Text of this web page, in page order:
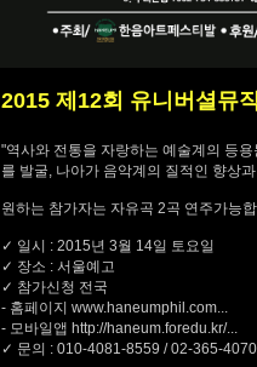
2015 제12회 유니버셜뮤
"역사와 전통을 자랑하는 예술계의 등
를 발굴, 나아가 음악계의 질적인 향상
원하는 참가자는 자유곡 2곡 연주가능
✓ 일시 : 2015년 3월 14일 토요일
✓ 장소 : 서울예고
✓ 참가신청 전국
- 홈페이지 www.haneumphil.com...
- 모바일앱 http://haneum.foredu.kr/...
✓ 문의 : 010-4081-8559 / 02-365-4070